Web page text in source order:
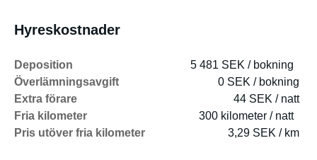
Hyreskostnader
Deposition
5 481 SEK / bokning
Överlämningsavgift
0 SEK / bokning
Extra förare
44 SEK / natt
Fria kilometer
300 kilometer / natt
Pris utöver fria kilometer
3,29 SEK / km